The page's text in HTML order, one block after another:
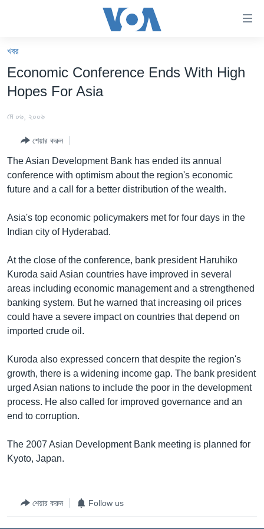
যান।
প্রধান
ন্যাভিগেশনে
যান
বিশ্ব
দক্ষিণ-এশিয়া
টেলিভিশন
Learning English
FOLLOW US
অন্য ভাষায় ওয়েব সাইট
খবর
Economic Conference Ends With High
Hopes For Asia
মে ০৬, ২০০৬
শেয়ার করুন
The Asian Development Bank has ended its annual
conference with optimism about the region's economic
future and a call for a better distribution of the wealth.
Asia's top economic policymakers met for four days in the
Indian city of Hyderabad.
At the close of the conference, bank president Haruhiko
Kuroda said Asian countries have improved in several
areas including economic management and a strengthened
banking system. But he warned that increasing oil prices
could have a severe impact on countries that depend on
imported crude oil.
Kuroda also expressed concern that despite the region's
growth, there is a widening income gap. The bank president
urged Asian nations to include the poor in the development
process. He also called for improved governance and an
end to corruption.
The 2007 Asian Development Bank meeting is planned for
Kyoto, Japan.
শেয়ার করুন Follow us